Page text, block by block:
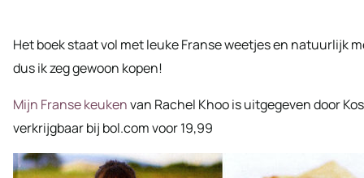
Het boek staat vol met leuke Franse weetjes en natuurlijk
dus ik zeg gewoon kopen!
Mijn Franse keukenvan Rachel Khoo is uitgegeven door
verkrijgbaar bij bol.com voor 19,99